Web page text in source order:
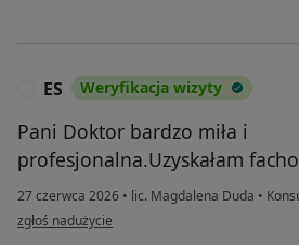
ES Weryfikacja wizyty
Pani Doktor bardzo miła i
profesjonalna.Uzyskałam
27 czerwca 2026 • lic. Magdalena Duda •
w opinii użytkownika ES
zgłoś nadużycie